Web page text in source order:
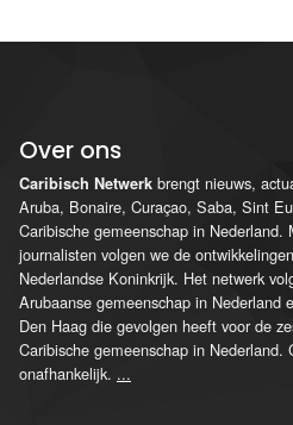
Over ons
Caribisch Netwerk brengt nieuws,
Aruba, Bonaire, Curaçao, Saba, Sint
Caribische gemeenschap in
journalisten volgen we de
Nederlandse Koninkrijk. Het netwerk
Arubaanse gemeenschap in Nederland
Den Haag die gevolgen heeft voor de
Caribische gemeenschap in Nederland.
onafhankelijk. ...